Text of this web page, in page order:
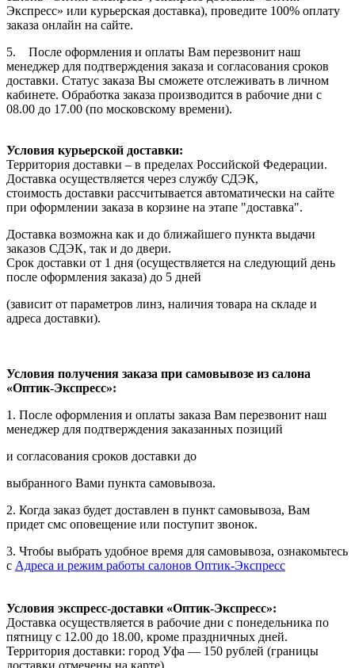
Экспресс» или курьерская доставка), проведите 100% оплату
заказа онлайн на сайте.
5. После оформления и оплаты Вам перезвонит наш
менеджер для подтверждения заказа и согласования сроков
доставки. Статус заказа Вы сможете отслеживать в личном
кабинете. Обработка заказа производится в рабочие дни с
08.00 до 17.00 (по московскому времени).
Условия курьерской доставки:
Территория доставки – в пределах Российской Федерации.
Доставка осуществляется через службу СДЭК,
стоимость доставки рассчитывается автоматически на сайте
при оформлении заказа в корзине на этапе "доставка".
Доставка возможна как и до ближайшего пункта выдачи
заказов СДЭК, так и до двери.
Срок доставки от 1 дня (осуществляется на следующий день
после оформления заказа) до 5 дней
(зависит от параметров линз, наличия товара на складе и
адреса доставки).
Условия получения заказа при самовывозе из салона
«Оптик-Экспресс»:
1. После оформления и оплаты заказа Вам перезвонит наш
менеджер для подтверждения заказанных позиций
и согласования сроков доставки до
выбранного Вами пункта самовывоза.
2. Когда заказ будет доставлен в пункт самовывоза, Вам
придет смс оповещение или поступит звонок.
3. Чтобы выбрать удобное время для самовывоза, ознакомьтесь
с Адреса и режим работы салонов Оптик-Экспресс
Условия экспресс-доставки «Оптик-Экспресс»:
Доставка осуществляется в рабочие дни с понедельника по
пятницу с 12.00 до 18.00, кроме праздничных дней.
Территория доставки: город Уфа — 150 рублей (границы
доставки отмечены на карте).